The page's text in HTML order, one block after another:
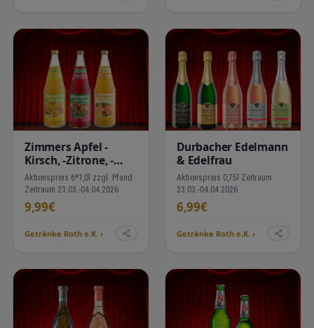
Problem: Sie werden täglich …
Verpackungen und Huellen als
Zimmers Apfel -
Kirsch, -Zitrone, -
Orange
Aktionspreis 6*1,0l zzgl. Pfand
Zeitraum 23.03.-04.04.2026
9,99€
Getränke Roth e.K. ›
Durbacher Edelmann
& Edelfrau
Aktionspreis 0,75l Zeitraum
23.03.-04.04.2026
6,99€
Getränke Roth e.K. ›